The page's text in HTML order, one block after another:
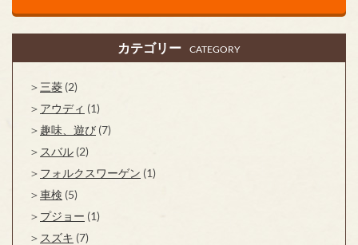
カテゴリー CATEGORY
三菱 (2)
アウディ (1)
趣味、遊び (7)
スバル (2)
フォルクスワーゲン (1)
車検 (5)
プジョー (1)
スズキ (7)